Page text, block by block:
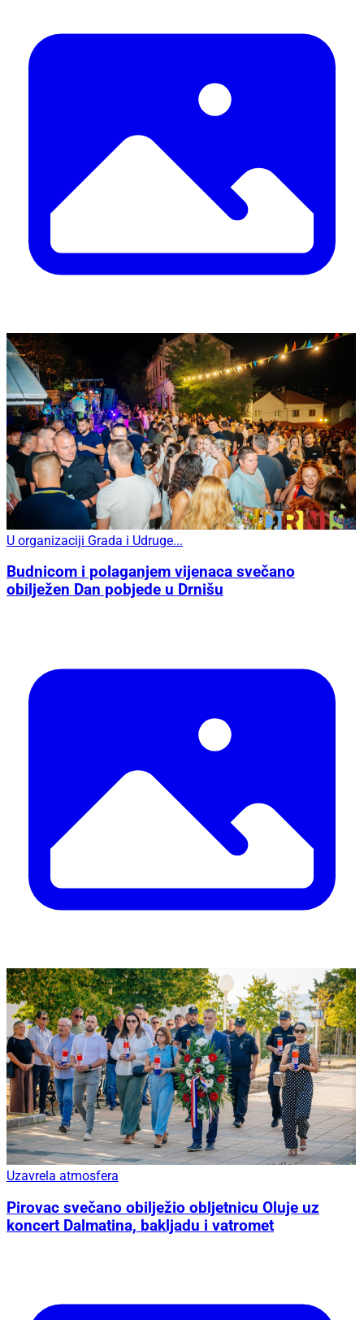
U organizaciji Grada i Udruge...
Budnicom i polaganjem vijenaca svečano
obilježen Dan pobjede u Drnišu
Uzavrela atmosfera
Pirovac svečano obilježio obljetnicu Oluje uz
koncert Dalmatina, bakljadu i vatromet